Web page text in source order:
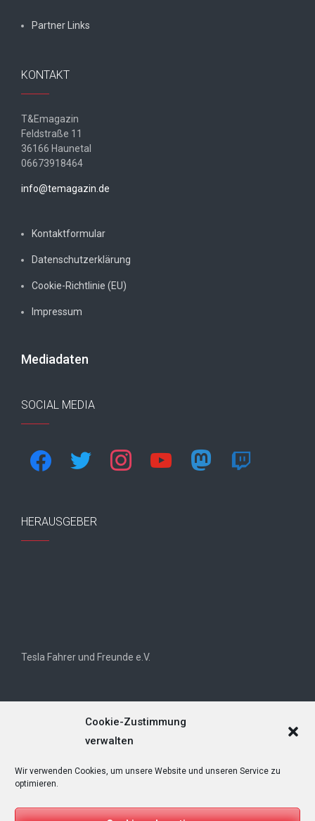
Cookie-Zustimmung
verwalten
Wir verwenden Cookies, um unsere Website und unseren Service zu
optimieren.
Partner Links
KONTAKT
T&Emagazin
Feldstraße 11
36166 Haunetal
06673918464
info@temagazin.de
Kontaktformular
Datenschutzerklärung
Cookie-Richtlinie (EU)
Impressum
Mediadaten
SOCIAL MEDIA
facebook twitter instagram youtube mastodon twitch
HERAUSGEBER
Tesla Fahrer und Freunde e.V.
Tesla Owners Club Helvetia (TOCH)